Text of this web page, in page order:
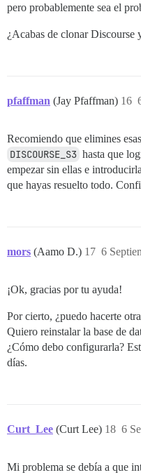
pero probablemente sea el
¿Acabas de clonar Discourse
pfaffman (Jay Pfaffman) 16
Recomiendo que elimines
DISCOURSE_S3 hasta que
empezar sin ellas e
que hayas resuelto todo.
mors (Aamo D.) 6
17
¡Ok, gracias por tu ayuda!
Por cierto, ¿puedo hacerte
Quiero reinstalar la base de
¿Cómo debo configurarla?
días.
Curt_Lee (Curt Lee) 6
18
Mi problema se debía a que